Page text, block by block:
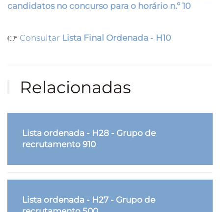
candidatos no concurso para o horário n.º 10
👉 Consultar Lista Final Ordenada - H10
Relacionadas
Lista ordenada - H28 - Grupo de
recrutamento 910
Lista ordenada - H27 - Grupo de